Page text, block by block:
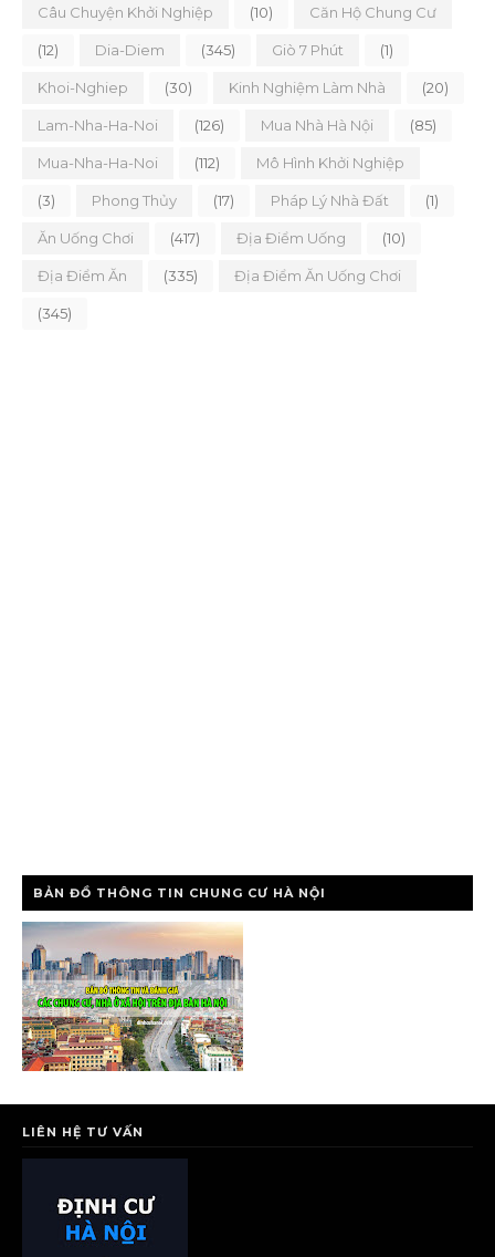
Câu Chuyện Khởi Nghiệp (10) Căn Hộ Chung Cư
(12) Dia-Diem (345) Giò 7 Phút (1)
Khoi-Nghiep (30) Kinh Nghiệm Làm Nhà (20)
Lam-Nha-Ha-Noi (126) Mua Nhà Hà Nội (85)
Mua-Nha-Ha-Noi (112) Mô Hình Khởi Nghiệp
(3) Phong Thủy (17) Pháp Lý Nhà Đất (1)
Ăn Uống Chơi (417) Địa Điểm Uống (10)
Địa Điểm Ăn (335) Địa Điểm Ăn Uống Chơi
(345)
BẢN ĐỒ THÔNG TIN CHUNG CƯ HÀ NỘI
LIÊN HỆ TƯ VẤN